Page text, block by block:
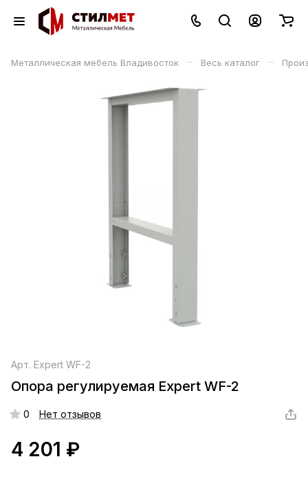
Металлическая мебель Владивосток – Весь каталог –
Арт. Expert WF-2
Опора регулируемая Expert WF-2
0 Нет отзывов
4 201 ₽